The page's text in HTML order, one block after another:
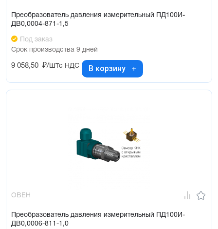
Преобразователь давления измерительный ПД100И-
ДВ0,0004-871-1,5
Под заказ
Срок производства 9 дней
9 058,50 ₽/штс НДС В корзину
ОВЕН
Преобразователь давления измерительный ПД100И-
ДВ0,0006-811-1,0